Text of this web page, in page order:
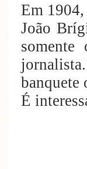
Em
João
banquete
É